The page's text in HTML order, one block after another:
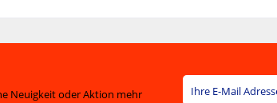
Neuigkeit oder Aktion mehr